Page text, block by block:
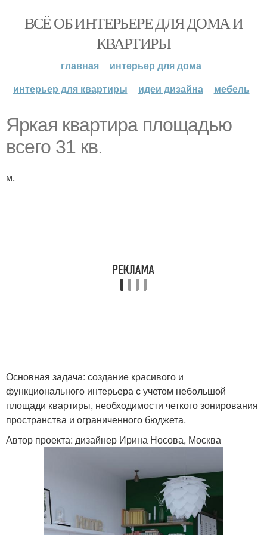
ВСЁ ОБ ИНТЕРЬЕРЕ ДЛЯ ДОМА И
КВАРТИРЫ
главная
интерьер для дома
интерьер для квартиры
идеи дизайна мебель
Яркая квартира площадью
всего 31 кв.
м.
Основная задача: создание красивого и
функционального интерьера с учетом небольшой
площади квартиры, необходимости четкого зонирования
пространства и ограниченного бюджета.
Автор проекта: дизайнер Ирина Носова, Москва